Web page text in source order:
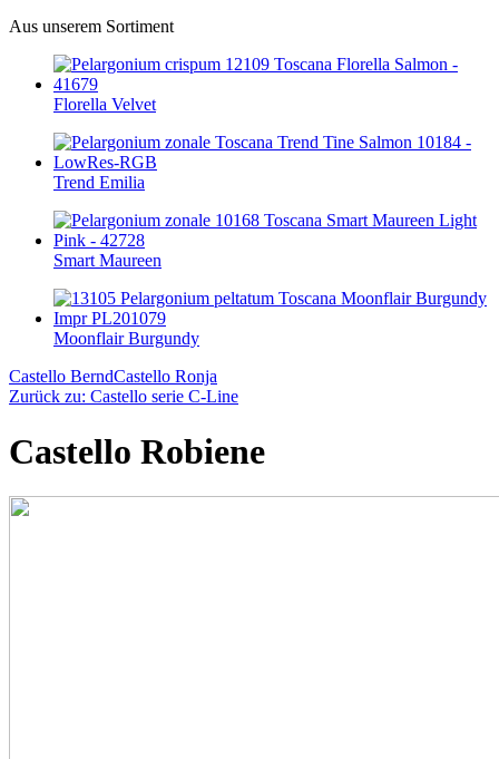
Aus unserem Sortiment
Florella Velvet
Trend Emilia
Smart Maureen
Moonflair Burgundy
Castello BerndCastello Ronja
Zurück zu: Castello serie C-Line
Castello Robiene